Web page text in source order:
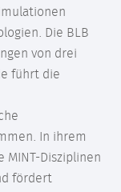
Die BLB
von drei
führt die
In ihrem
Disziplinen
fördert